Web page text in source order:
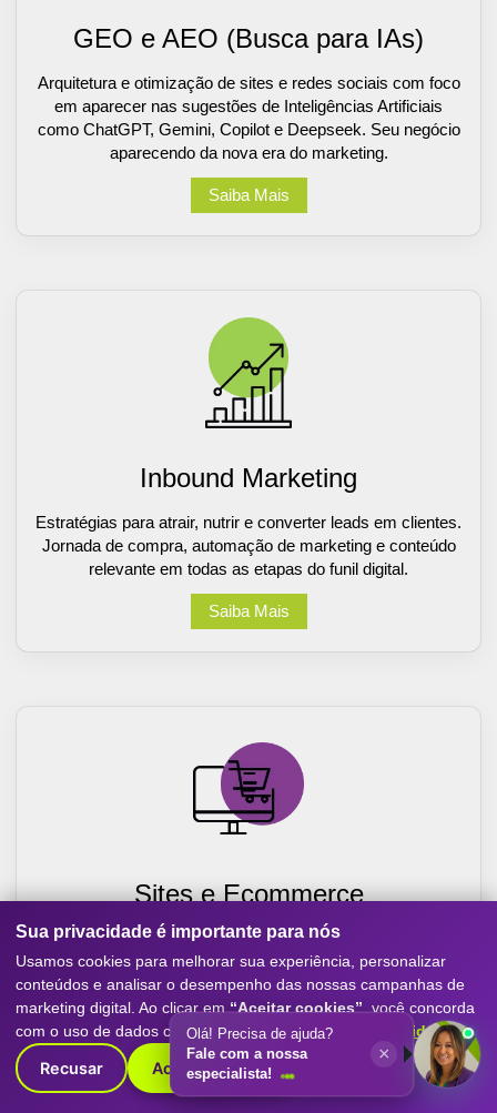
GEO e AEO (Busca para IAs)
Arquitetura e otimização de sites e redes sociais com foco
em aparecer nas sugestões de Inteligências Artificiais
como ChatGPT, Gemini, Copilot e Deepseek. Seu negócio
aparecendo da nova era do marketing.
Saiba Mais
Inbound Marketing
Estratégias para atrair, nutrir e converter leads em clientes.
Jornada de compra, automação de marketing e conteúdo
relevante em todas as etapas do funil digital.
Saiba Mais
Sites e Ecommerce
Criação de sites otimizados para conversão, com
experiência mobile-first, SEO e performance. Destaque
sua empresa com o melhor do marketing digital.
Saiba Mais
Sua privacidade é importante para nós
Usamos cookies para melhorar sua experiência, personalizar
conteúdos e analisar o desempenho das nossas campanhas de
marketing digital. Ao clicar em “Aceitar cookies” , você concorda
com o uso de dados conforme nossaPolítica de Privacidade.
Recusar Aceitar cookies
Olá! Precisa de ajuda?
Fale com a nossa
especialista!
×